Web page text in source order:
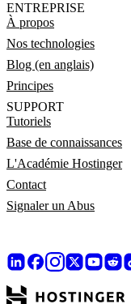
ENTREPRISE
À propos
Nos technologies
Blog (en anglais)
Principes
SUPPORT
Tutoriels
Base de connaissances
L'Académie Hostinger
Contact
Signaler un Abus